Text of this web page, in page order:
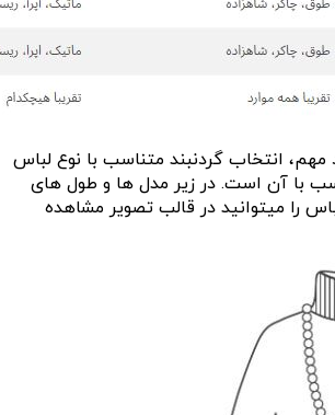
مهم، انتخاب گردنبند متناسب با نوع لباس
با آن است. در زیر مدل ها و طول های
را میتوانید در قالب تصویر مشاهده